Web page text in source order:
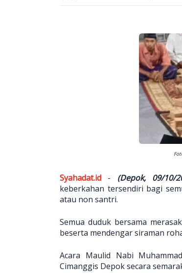
Syahadat.id - (Depok, 09/10/
keberkahan tersendiri bagi
atau non santri.
Semua duduk bersama
beserta mendengar siraman
Acara Maulid Nabi
Cimanggis Depok secara